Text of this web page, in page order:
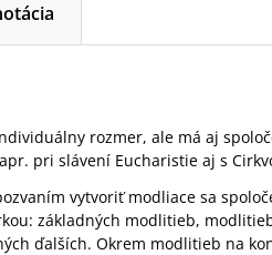
rozmer, ale má aj
pri slávení Eucharistie aj s
vytvoriť modliace sa
základných modlitieb,
ďalších. Okrem modlitieb na